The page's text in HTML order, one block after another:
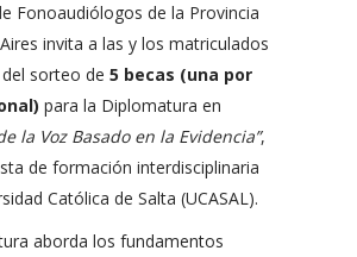
Fonoaudiólogos de la Provincia
invita a las y los matriculados
sorteo de 5 becas (una por
para la Diplomatura en
la Voz Basado en la Evidencia”,
de formación interdisciplinaria
Católica de Salta (UCASAL).
aborda los fundamentos